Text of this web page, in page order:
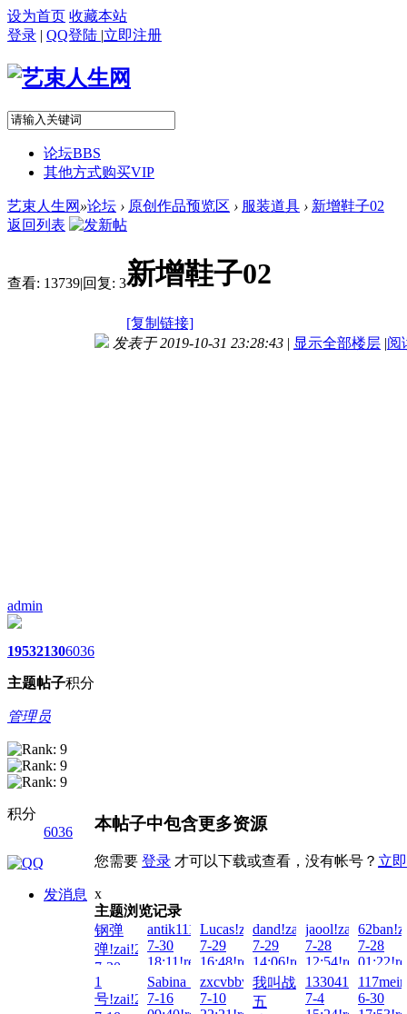
设为首页 收藏本站
登录 | QQ登陆 |立即注册
论坛BBS
其他方式购买VIP
艺束人生网 »论坛 › 原创作品预览区 › 服装道具 › 新增鞋子02
返回列表
查看: 13739|回复: 3新增鞋子02
[复制链接]
admin
1953
主题
2130
帖子
6036
积分
管理员
积分
6036
发消息
发表于 2019-10-31 23:28:43 | 显示全部楼层 |阅
本帖子中包含更多资源
您需要 登录 才可以下载或查看，没有帐号？ 立
x
主题浏览记录
钢弹
弹!zai!2026-
7-30
21:18!read!
antik1111!zai!2026-
7-30
18:11!read!
Lucas!zai!2026-
7-29
16:48!read!
dand!zai!2026-
7-29
14:06!read!
jaool!zai!2026-
7-28
12:54!read!
7-28
1
号!zai!2026-
Sabina_06!zai!2026-
7-16
zxcvbbvcxz!zai!2026-
7-10
我叫战
五
7-4
6-30